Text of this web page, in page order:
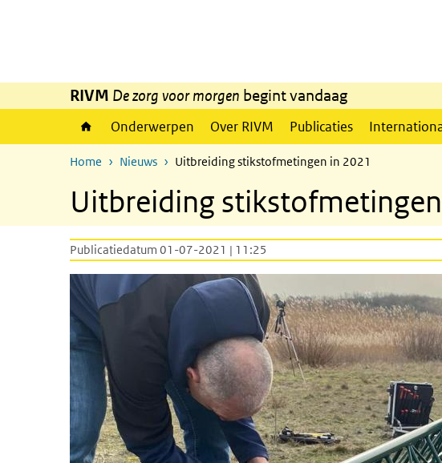
RIVM De zorg voor morgen begint vandaag
Onderwerpen Over RIVM Publicaties
Home Nieuws Uitbreiding stikstofmetingen in 2021
Uitbreiding
Publicatiedatum 01-07-2021 | 11:25